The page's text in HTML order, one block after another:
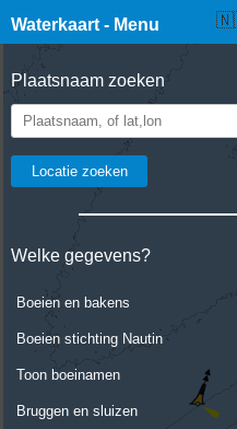
Waterkaart - Menu
Plaatsnaam zoeken
Welke gegevens?
Boeien en bakens
Boeien stichting Nautin
Toon boeinamen
Bruggen en sluizen
☰ Waterkaart Live